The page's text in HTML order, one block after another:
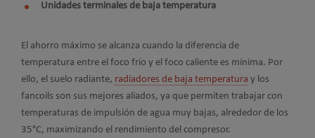
Unidades terminales de baja temperatura
El ahorro máximo se alcanza cuando la diferencia de
temperatura entre el foco frío y el foco caliente es mínima. Por
ello, el suelo radiante, radiadores de baja temperatura y los
fancoils son sus mejores aliados, ya que permiten trabajar con
temperaturas de impulsión de agua muy bajas, alrededor de los
35°C, maximizando el rendimiento del compresor.